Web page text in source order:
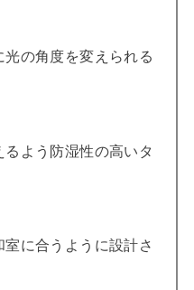
の角度を変えられる
よう防湿性の高いタ
に合うように設計さ